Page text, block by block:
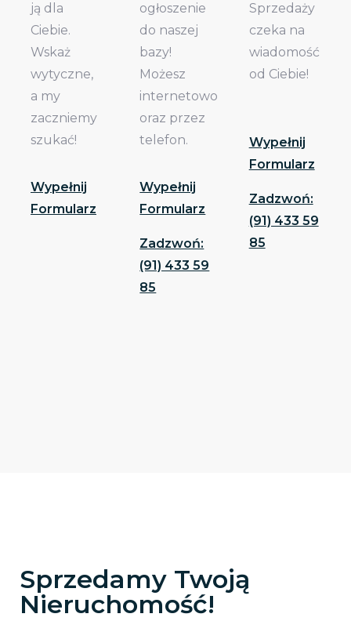
ją dla
Ciebie.
Wskaż
wytyczne,
a my
zaczniemy
szukać!
Wypełnij
Formularz
ogłoszenie
do naszej
bazy!
Możesz
internetowo
oraz przez
telefon.
Wypełnij
Formularz
Zadzwoń:
(91) 433 59
85
Sprzedaży
czeka na
wiadomość
od Ciebie!
Wypełnij
Formularz
Zadzwoń:
(91) 433 59
85
Sprzedamy Twoją
Nieruchomość!